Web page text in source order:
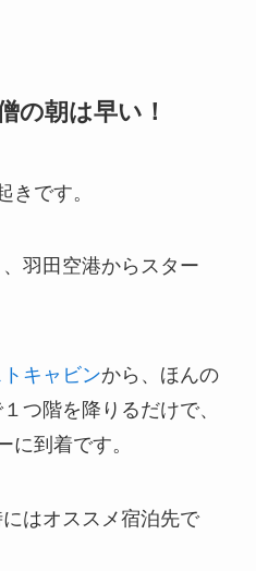
の朝は早い！
きです。
羽田空港からスター
キャビンから、ほんの
つ階を降りるだけで、
に到着です。
はオススメ宿泊先で